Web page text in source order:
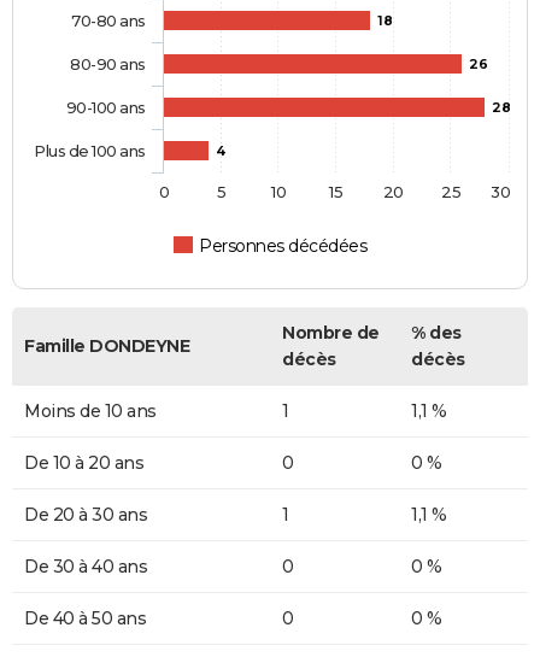
18
26
28
4
Personnes décédées
70-80 ans
80-90 ans
90-100 ans
Plus de 100 ans
0 5 10 15 20 25 30
Famille DONDEYNE
Nombre de
décès
% des
décès
Moins de 10 ans 1 1,1 %
De 10 à 20 ans 0 0 %
De 20 à 30 ans 1 1,1 %
De 30 à 40 ans 0 0 %
De 40 à 50 ans 0 0 %